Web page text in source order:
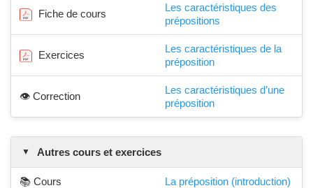
Fiche de cours
Les caractéristiques des
prépositions
Exercices
Les caractéristiques de la
préposition
👁️ Correction
Les caractéristiques d’une
préposition
Autres cours et exercices
📚 Cours La préposition (introduction)